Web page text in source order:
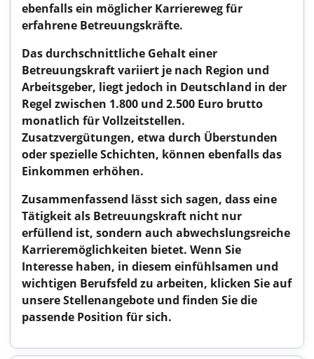
ebenfalls ein möglicher Karriereweg für
erfahrene Betreuungskräfte.
Das durchschnittliche Gehalt einer
Betreuungskraft variiert je nach Region und
Arbeitsgeber, liegt jedoch in Deutschland in der
Regel zwischen 1.800 und 2.500 Euro brutto
monatlich für Vollzeitstellen.
Zusatzvergütungen, etwa durch Überstunden
oder spezielle Schichten, können ebenfalls das
Einkommen erhöhen.
Zusammenfassend lässt sich sagen, dass eine
Tätigkeit als Betreuungskraft nicht nur
erfüllend ist, sondern auch abwechslungsreiche
Karrieremöglichkeiten bietet. Wenn Sie
Interesse haben, in diesem einfühlsamen und
wichtigen Berufsfeld zu arbeiten, klicken Sie auf
unsere Stellenangebote und finden Sie die
passende Position für sich.